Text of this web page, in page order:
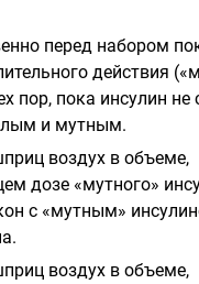
перед набором
действия
пор, пока инсулин не
и мутным.
воздух в объеме,
дозе «мутного»
с «мутным»
воздух в объеме,